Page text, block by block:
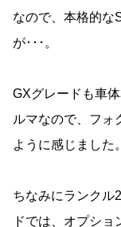
なので、本格的な
が･･･。
GXグレードも車
ルマなので、フォ
ように感じました。
ちなみにランクル
ドでは、オプシ